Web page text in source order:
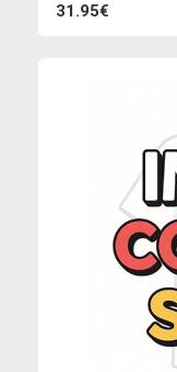
31.95€